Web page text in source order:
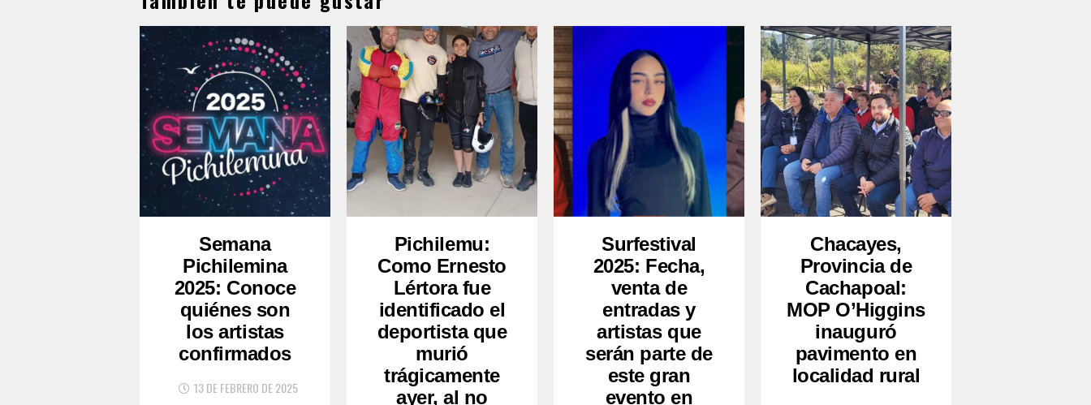
Semana
Pichilemina
2025: Conoce
quiénes son
los artistas
confirmados
13 DE FEBRERO DE 2025
Pichilemu:
Como Ernesto
Lértora fue
identificado el
deportista que
murió
trágicamente
ayer, al no
Surfestival
2025: Fecha,
venta de
entradas y
artistas que
serán parte de
este gran
evento en
Chacayes,
Provincia de
Cachapoal:
MOP O’Higgins
inauguró
pavimento en
localidad rural